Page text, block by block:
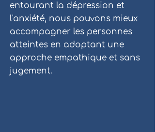
entourant la dépression et
l'anxiété, nous pouvons mieux
accompagner les personnes
atteintes en adoptant une
approche empathique et sans
jugement.